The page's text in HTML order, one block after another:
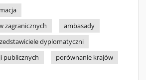
zagranicznych
ambasady
dyplomatyczni
publicznych
porównanie krajów